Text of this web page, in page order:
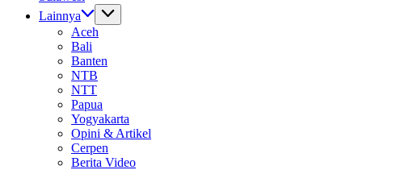
Lainnya
Aceh
Bali
Banten
NTB
NTT
Papua
Yogyakarta
Opini & Artikel
Cerpen
Berita Video